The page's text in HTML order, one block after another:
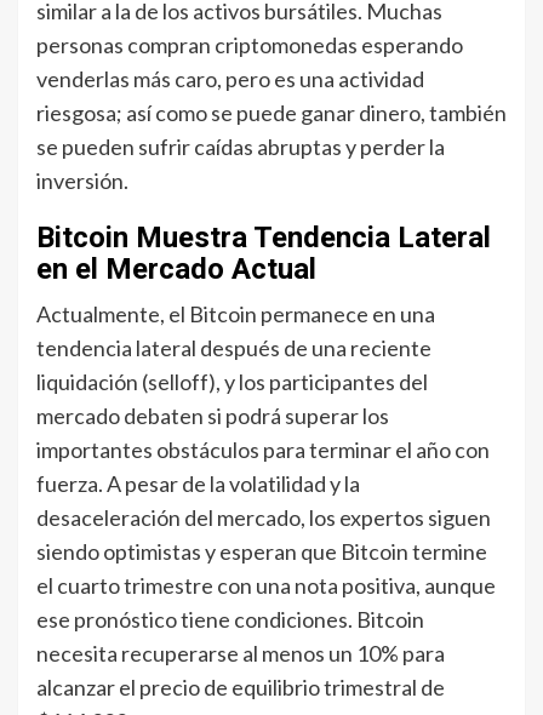
similar a la de los activos bursátiles. Muchas
personas compran criptomonedas esperando
venderlas más caro, pero es una actividad
riesgosa; así como se puede ganar dinero, también
se pueden sufrir caídas abruptas y perder la
inversión.
Bitcoin Muestra Tendencia Lateral
en el Mercado Actual
Actualmente, el Bitcoin permanece en una
tendencia lateral después de una reciente
liquidación (selloff), y los participantes del
mercado debaten si podrá superar los
importantes obstáculos para terminar el año con
fuerza. A pesar de la volatilidad y la
desaceleración del mercado, los expertos siguen
siendo optimistas y esperan que Bitcoin termine
el cuarto trimestre con una nota positiva, aunque
ese pronóstico tiene condiciones. Bitcoin
necesita recuperarse al menos un 10% para
alcanzar el precio de equilibrio trimestral de